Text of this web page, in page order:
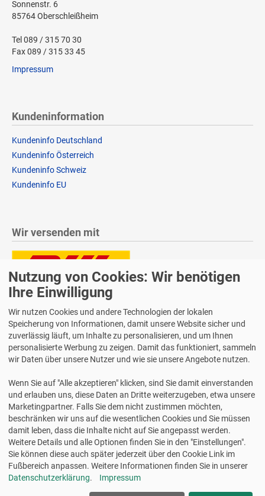
Sonnenstr. 6
85764 Oberschleißheim
Tel 089 / 315 70 30
Fax 089 / 315 33 45
Impressum
Kundeninformation
Kundeninfo Deutschland
Kundeninfo Österreich
Kundeninfo Schweiz
Kundeninfo EU
Wir versenden mit
Lieferung auch an Packstationen und Postfilialen
Samstagszustellung
14 Tage Widerrufsrecht
2 Jahre Gewährleistung
Alle Texte, Grafiken, Bilder und das Layout sind urheberrechtlich
geschützt und dürfen nicht ohne ausdrückliche, schriftliche
Erlaubnis weiterverwendet werden.
© 2026 bits&paper GmbH - Avery Zweckform Fachshop
Nutzung von Cookies: Wir benötigen
Ihre Einwilligung
Wir nutzen Cookies und andere Technologien der lokalen
Speicherung von Informationen, damit unsere Website sicher und
zuverlässig läuft, um Inhalte zu personalisieren, und um Ihnen
personalisierte Werbung zu zeigen. Damit das funktioniert, sammeln
wir Daten über unsere Nutzer und wie sie unsere Angebote nutzen.
Wenn Sie auf "Alle akzeptieren" klicken, sind Sie damit einverstanden
und erlauben uns, diese Daten an Dritte weiterzugeben, etwa unsere
Marketingpartner. Falls Sie dem nicht zustimmen möchten,
beschränken wir uns auf die wesentlichen Cookies und Sie müssen
damit leben, dass die Inhalte nicht auf Sie angepasst werden.
Weitere Details und alle Optionen finden Sie in den "Einstellungen".
Sie können diese auch später jederzeit über den Cookie Link im
Fußbereich anpassen. Weitere Informationen finden Sie in unserer
Datenschutzerklärung. Impressum